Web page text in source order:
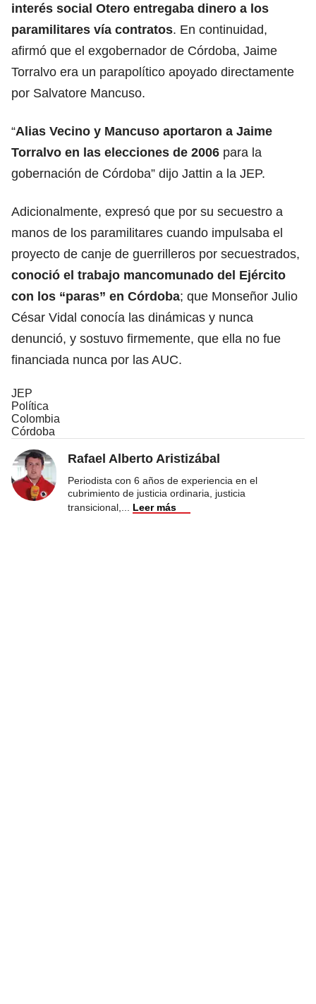
interés social Otero entregaba dinero a los
paramilitares vía contratos. En continuidad,
afirmó que el exgobernador de Córdoba, Jaime
Torralvo era un parapolítico apoyado directamente
por Salvatore Mancuso.
“Alias Vecino y Mancuso aportaron a Jaime
Torralvo en las elecciones de 2006 para la
gobernación de Córdoba” dijo Jattin a la JEP.
Adicionalmente, expresó que por su secuestro a
manos de los paramilitares cuando impulsaba el
proyecto de canje de guerrilleros por secuestrados,
conoció el trabajo mancomunado del Ejército
con los “paras” en Córdoba; que Monseñor Julio
César Vidal conocía las dinámicas y nunca
denunció, y sostuvo firmemente, que ella no fue
financiada nunca por las AUC.
JEP
Política
Colombia
Córdoba
Rafael Alberto Aristizábal
Periodista con 6 años de experiencia en el
cubrimiento de justicia ordinaria, justicia
transicional,
Leer más